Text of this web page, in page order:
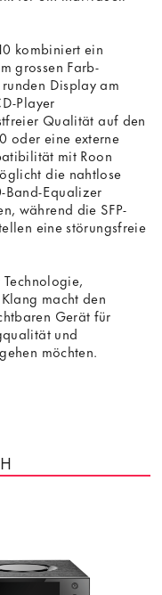
kombiniert ein
grossen Farb-
Display am
Player
Qualität auf den
oder eine externe
mit Roon
die nahtlose
Band-Equalizer
während die SFP-
eine störungsfreie
macht den
Gerät für
und
möchten.